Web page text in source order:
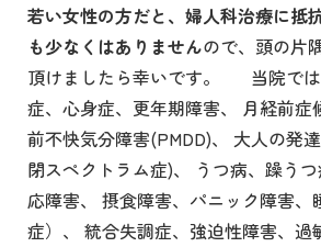
若い女性の方だと、婦人科治療に抵
も少なくはありませんので、頭の片
頂けましたら幸いです。 当院では
症、心身症、更年期障害、 月経前症
前不快気分障害(PMDD)、 大人の発
閉スペクトラム症)、 うつ病、躁う
応障害、 摂食障害、パニック障害、
症）、 統合失調症、強迫性障害、過